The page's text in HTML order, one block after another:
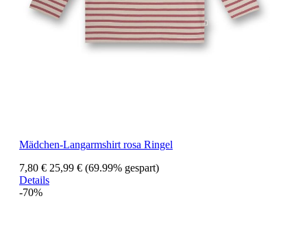
Mädchen-Langarmshirt rosa Ringel
7,80 € 25,99 € (69.99% gespart)
Details
-70%